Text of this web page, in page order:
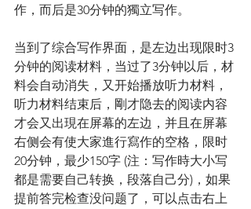
作，而后是30分钟的獨立写作。
当到了综合写作界面，是左边出现限时3
分钟的阅读材料，当过了3分钟以后，材
料会自动消失，又开始播放听力材料，
听力材料结束后，剛才隐去的阅读内容
才会又出現在屏幕的左边，并且在屏幕
右侧会有使大家進行寫作的空格，限时
20分钟，最少150字 (注：写作時大小写
都是需要自己转换，段落自己分)，如果
提前答完检查没问题了，可以点击右上